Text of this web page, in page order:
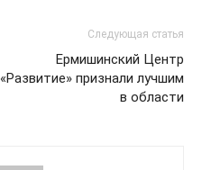
Следующая статья
Ермишинский Центр
«Развитие» признали лучшим
в области